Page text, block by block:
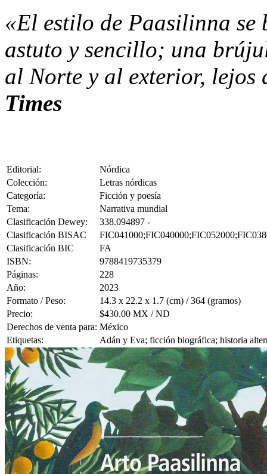
«El estilo de Paasilinna se
astuto y sencillo; una
al Norte y al exterior, lejos
Times
Editorial:
Nórdica
Colección:
Letras nórdicas
Categoría:
Ficción y poesía
Tema:
Narrativa mundial
Clasificación Dewey:
338.094897 -
Clasificación BISAC
Clasificación BIC
FA
ISBN:
9788419735379
Páginas:
228
Año:
2023
Formato / Peso:
14.3 x 22.2 x 1.7 (cm) / 364 (gramos)
Precio:
$430.00 MX / ND
Derechos de venta para: México
Etiquetas:
Adán y Eva; ficción biográfica; historia